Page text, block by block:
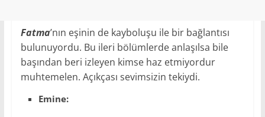
Fatma’nın eşinin de kayboluşu ile bir bağlantısı
bulunuyordu. Bu ileri bölümlerde anlaşılsa bile
başından beri izleyen kimse haz etmiyordur
muhtemelen. Açıkçası sevimsizin tekiydi.
Emine: